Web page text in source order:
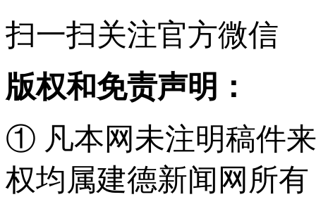
扫一扫关注官方微信
版权和免责声明：
① 凡本网未注明稿件
权均属建德新闻网所